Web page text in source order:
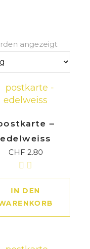
angezeigt
–
edelweiss
CHF 2.80
IN DEN